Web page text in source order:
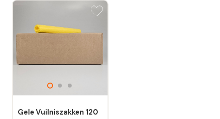
meerdere
variaties.
Deze
worden
Gele Vuilniszakken 120